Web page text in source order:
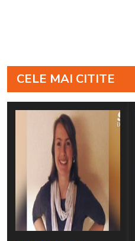
CELE MAI CITITE